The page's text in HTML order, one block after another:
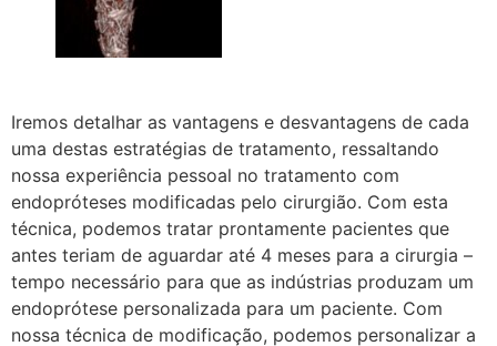
Iremos detalhar as vantagens e desvantagens de cada
uma destas estratégias de tratamento, ressaltando
nossa experiência pessoal no tratamento com
endopróteses modificadas pelo cirurgião. Com esta
técnica, podemos tratar prontamente pacientes que
antes teriam de aguardar até 4 meses para a cirurgia –
tempo necessário para que as indústrias produzam um
endoprótese personalizada para um paciente. Com
nossa técnica de modificação, podemos personalizar a